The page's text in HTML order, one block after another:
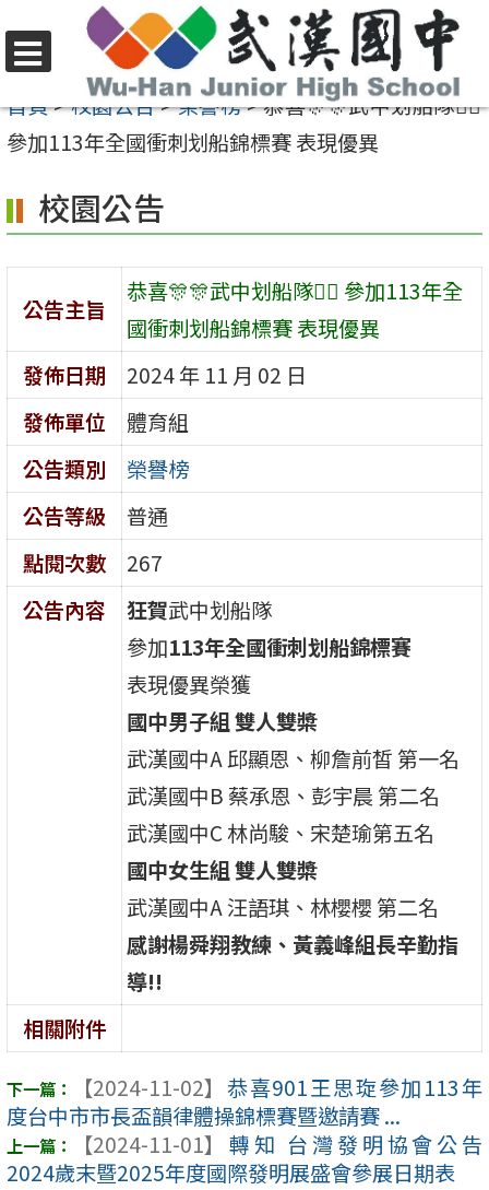
至
要
容
區
選
單
首頁>校園公告>榮譽榜>恭喜🎊🎊武中划船隊🚣‍♀️
參加113年全國衝刺划船錦標賽 表現優異
校園公告
公告主旨
恭喜🎊🎊武中划船隊🚣‍♀️ 參加113年全
國衝刺划船錦標賽 表現優異
發佈日期
2024 年 11 月 02 日
發佈單位
體育組
公告類別
榮譽榜
公告等級
普通
點閱次數
267
公告內容
狂賀武中划船隊
參加113年全國衝刺划船錦標賽
表現優異榮獲
國中男子組 雙人雙槳
武漢國中A 邱顯恩、柳詹前皙 第一名
武漢國中B 蔡承恩、彭宇晨 第二名
武漢國中C 林尚駿、宋楚瑜第五名
國中女生組 雙人雙槳
武漢國中A 汪語琪、林櫻櫻 第二名
感謝楊舜翔教練、黃義峰組長辛勤指
導!!
相關附件
【2024-11-02】 恭喜901王思琁參加113年
度台中市市長盃韻律體操錦標賽暨邀請賽 ...
【2024-11-01】
轉知 台灣發明協會公告
2024歲末暨2025年度國際發明展盛會參展日期表